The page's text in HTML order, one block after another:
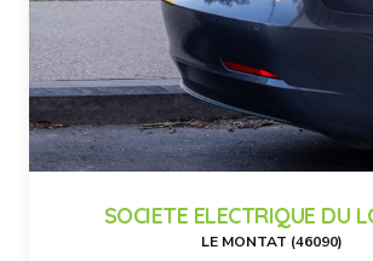
SOCIETE ELECTRIQUE DU
LE MONTAT (46090)